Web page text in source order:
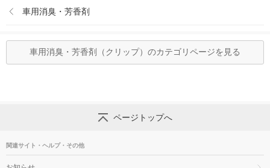
車用消臭・芳香剤
車用消臭・芳香剤（クリップ）のカテゴリページを見る
ページトップへ
関連サイト・ヘルプ・その他